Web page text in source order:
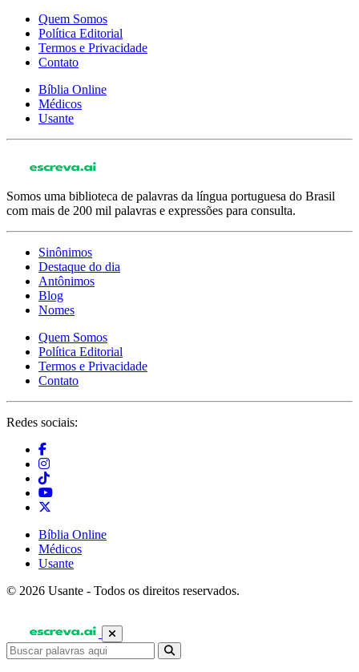
Quem Somos
Política Editorial
Termos e Privacidade
Contato
Bíblia Online
Médicos
Usante
Somos uma biblioteca de palavras da língua portuguesa do Brasil
com mais de 200 mil palavras e expressões para consulta.
Sinônimos
Destaque do dia
Antônimos
Blog
Nomes
Quem Somos
Política Editorial
Termos e Privacidade
Contato
Redes sociais:
Bíblia Online
Médicos
Usante
© 2026 Usante - Todos os direitos reservados.